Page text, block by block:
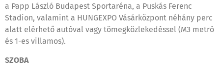
a Papp László Budapest Sportaréna, a Puskás Ferenc
Stadion, valamint a HUNGEXPO Vásárközpont néhány perc
alatt elérhető autóval vagy tömegközlekedéssel (M3 metró
és 1-es villamos).
SZOBA